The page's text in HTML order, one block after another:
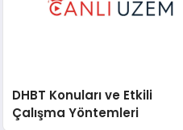
DHBT Konuları ve Etkili
Çalışma Yöntemleri